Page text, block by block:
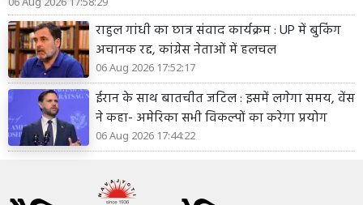
राहुल गांधी का छात्र संवाद कार्यक्रम : UP में बुकिंग
अचानक रद्द, कांग्रेस नेताओं में हलचल
06 Aug 2026 17:52:17
ईरान के साथ बातचीत जटिल : इसमें लगेगा समय, वेंस
ने कहा- अमेरिका सभी विकल्पों का करेगा प्रयोग
06 Aug 2026 17:44:22